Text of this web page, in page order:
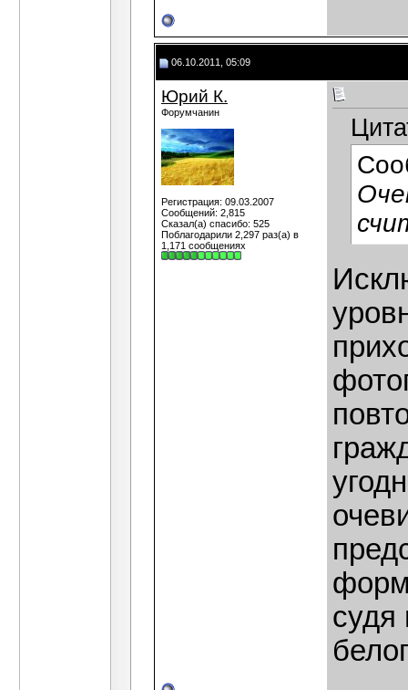
06.10.2011, 05:09
Юрий К.
Форумчанин
Регистрация: 09.03.2007
Сообщений: 2,815
Сказал(а) спасибо: 525
Поблагодарили 2,297 раз(а) в
1,171 сообщениях
судя